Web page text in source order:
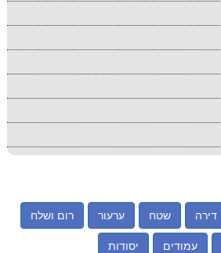
דירה שטח ערעור רום ושלח
עמודים יסודות